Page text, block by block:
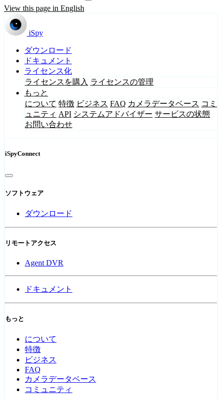
View this page in English
iSpy
ダウンロード
ドキュメント
ライセンス化
ライセンスを購入 ライセンスの管理
もっと
について 特徴 ビジネス FAQ カメラデータベース コミ
ュニティ API システムアドバイザー サービスの状態
お問い合わせ
iSpyConnect
ソフトウェア
ダウンロード
リモートアクセス
Agent DVR
ドキュメント
もっと
について
特徴
ビジネス
FAQ
カメラデータベース
コミュニティ